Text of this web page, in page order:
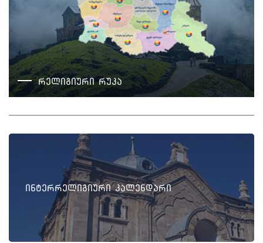
რელიგიური რუკა
ინტერრელიგიური კალენდარი